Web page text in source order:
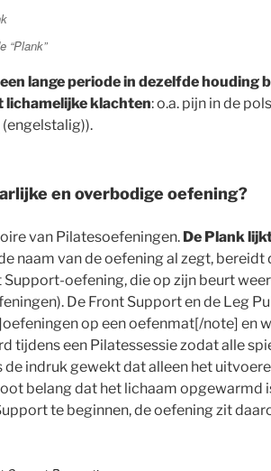
“Plank”
lange periode in dezelfde houding
lichamelijke klachten: o.a. pijn in de
(engelstalig)).
en overbodige oefening?
van Pilatesoefeningen. De Plank
naam van de oefening al zegt, bereidt
oefening, die op zijn beurt
De Front Support en de Leg
op een oefenmat[/note] en
tijdens een Pilatessessie zodat alle
indruk gewekt dat alleen het
belang dat het lichaam opgewarmd
te beginnen, de oefening zit